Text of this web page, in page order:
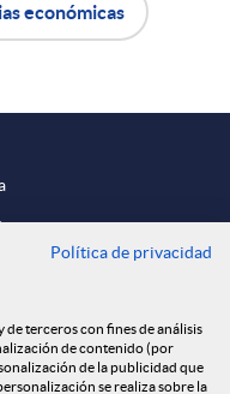
económicas
Blog
Política de privacidad
de terceros con fines de análisis
de contenido (por
de la publicidad que
se realiza sobre la